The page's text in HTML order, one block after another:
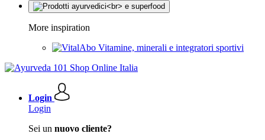
More inspiration
Vitamine, minerali e integratori sportivi
Login
Login
Sei un nuovo cliente?